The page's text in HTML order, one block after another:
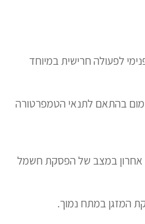
לפעולה חרישית במיוחד
בהתאם לתנאי הטמפרטורה
אחרון במצב של הפסקת חשמל
המזגן במתח נמוך.